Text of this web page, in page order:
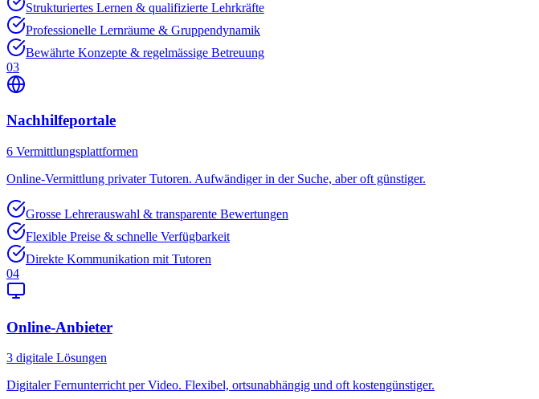
Strukturiertes Lernen & qualifizierte Lehrkräfte
Professionelle Lernräume & Gruppendynamik
Bewährte Konzepte & regelmässige Betreuung
03
Nachhilfeportale
6 Vermittlungsplattformen
Online-Vermittlung privater Tutoren. Aufwändiger in der Suche, aber oft günstiger.
Grosse Lehrerauswahl & transparente Bewertungen
Flexible Preise & schnelle Verfügbarkeit
Direkte Kommunikation mit Tutoren
04
Online-Anbieter
3 digitale Lösungen
Digitaler Fernunterricht per Video. Flexibel, ortsunabhängig und oft kostengünstiger.